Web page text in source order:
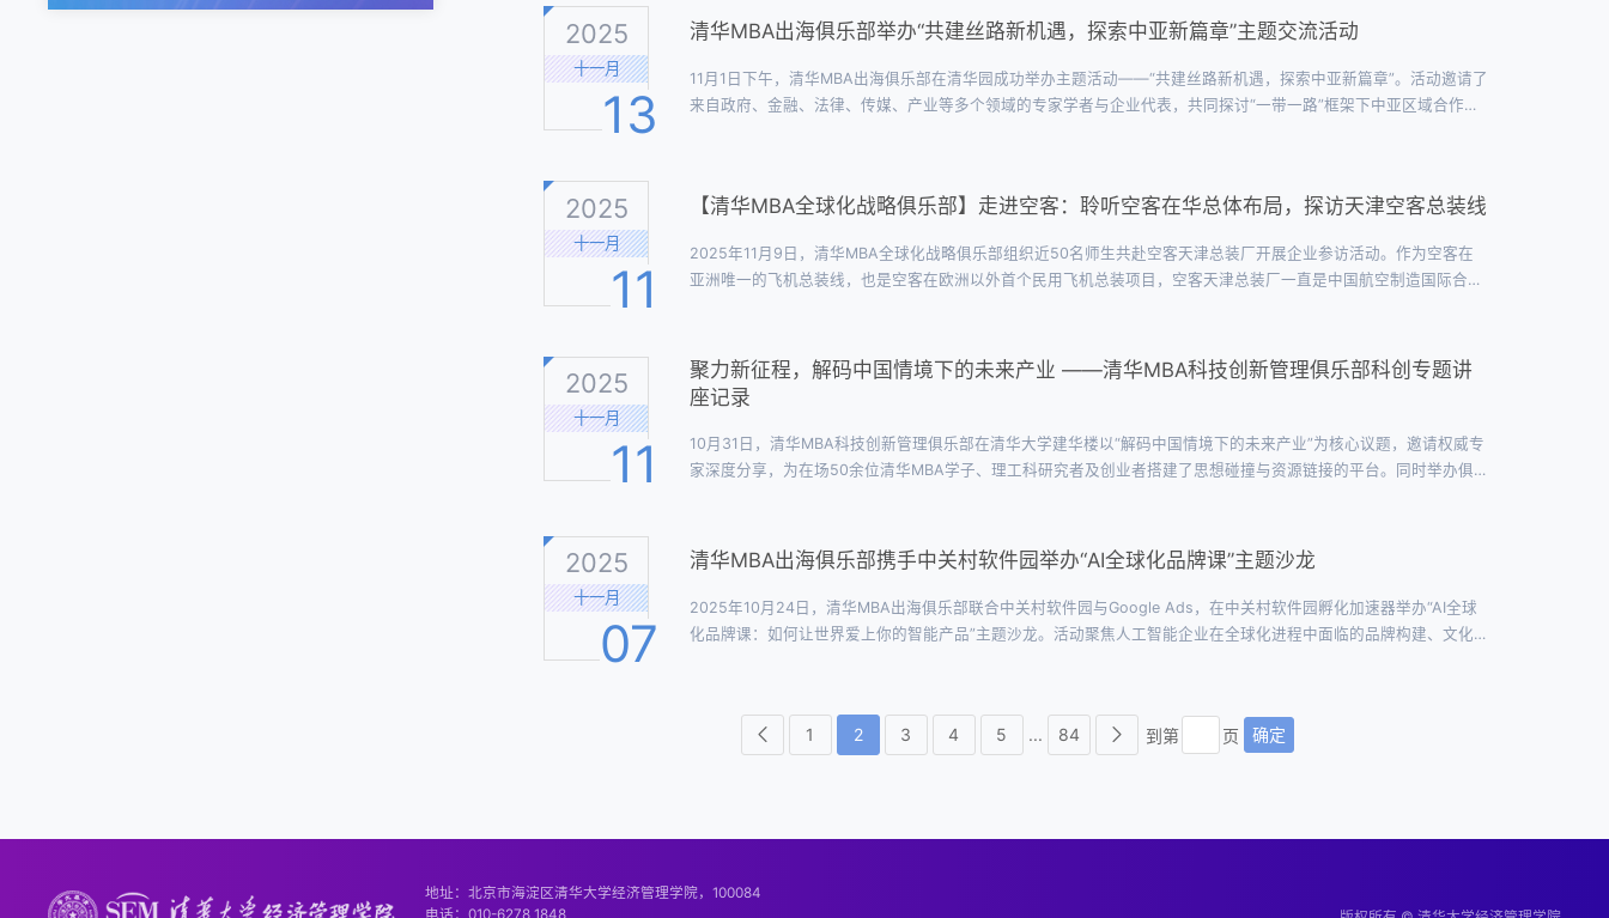
2025
十一月
13
清华MBA出海俱乐部举办“共建丝路新机遇，探索中亚新篇章”主题交流活动
11月1日下午，清华MBA出海俱乐部在清华园成功举办主题活动——“共建丝路新机遇，探索中亚新篇章”。活动邀请了
来自政府、金融、法律、传媒、产业等多个领域的专家学者与企业代表，共同探讨“一带一路”框架下中亚区域合作的
2025
十一月
11
【清华MBA全球化战略俱乐部】走进空客：聆听空客在华总体布局，探访天津空客总装线
2025年11月9日，清华MBA全球化战略俱乐部组织近50名师生共赴空客天津总装厂开展企业参访活动。作为空客在
亚洲唯一的飞机总装线，也是空客在欧洲以外首个民用飞机总装项目，空客天津总装厂一直是中国航空制造国际合作
2025
十一月
11
聚力新征程，解码中国情境下的未来产业 ——清华MBA科技创新管理俱乐部科创专题讲
座记录
10月31日，清华MBA科技创新管理俱乐部在清华大学建华楼以“解码中国情境下的未来产业”为核心议题，邀请权威专
家深度分享，为在场50余位清华MBA学子、理工科研究者及创业者搭建了思想碰撞与资源链接的平台。同时举办俱
2025
十一月
07
清华MBA出海俱乐部携手中关村软件园举办“AI全球化品牌课”主题沙龙
2025年10月24日，清华MBA出海俱乐部联合中关村软件园与Google Ads，在中关村软件园孵化加速器举办“AI全球
化品牌课：如何让世界爱上你的智能产品”主题沙龙。活动聚焦人工智能企业在全球化进程中面临的品牌构建、文化
1 2 3 4 5 ... 84 到第 页 确定
地址：北京市海淀区清华大学经济管理学院，100084
电话：010-6278 1848